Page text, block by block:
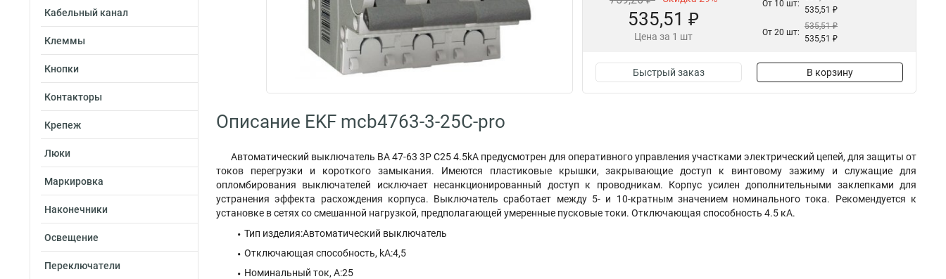
Кабельный канал
Клеммы
Кнопки
Контакторы
Крепеж
Люки
Маркировка
Наконечники
Освещение
Переключатели
535,51 ₽
Цена за 1 шт
От 10 шт:
535,51 ₽
От 20 шт:
535,51 ₽
535,51 ₽
Быстрый заказ В корзину
Описание EKF mcb4763-3-25C-pro
Автоматический выключатель ВА 47-63 3P C25 4.5kA предусмотрен для оперативного управления участками электрический цепей, для защиты от
токов перегрузки и короткого замыкания. Имеются пластиковые крышки, закрывающие доступ к винтовому зажиму и служащие для
опломбирования выключателей исключает несанкционированный доступ к проводникам. Корпус усилен дополнительными заклепками для
устранения эффекта расхождения корпуса. Выключатель сработает между 5- и 10-кратным значением номинального тока. Рекомендуется к
установке в сетях со смешанной нагрузкой, предполагающей умеренные пусковые токи. Отключающая способность 4.5 кА.
Тип изделия:Автоматический выключатель
Отключающая способность, kA:4,5
Номинальный ток, А:25